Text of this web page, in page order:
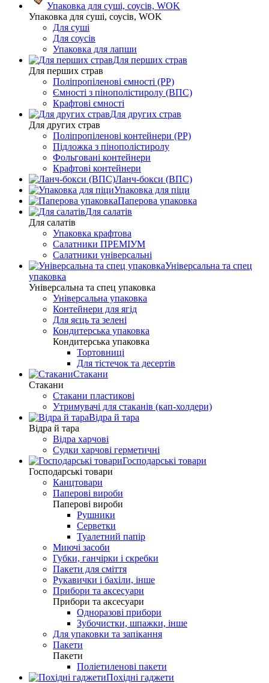
Упаковка для суші, соусів, WOK
Упаковка для суші, соусів, WOK
Для суші
Для соусів
Упаковка для лапши
Для перших страв
Для перших страв
Поліпропіленові ємності (PP)
Ємності з пінополістиролу (ВПС)
Крафтові ємності
Для других страв
Для других страв
Поліпропіленові контейнери (PP)
Підложка з пінополістиролу
Фольговані контейнери
Крафтові контейнери
Ланч-бокси (ВПС)
Упаковка для піци
Паперова упаковка
Для салатів
Для салатів
Упаковка крафтова
Салатники ПРЕМІУМ
Салатники універсальні
Універсальна та спец
упаковка
Універсальна та спец упаковка
Універсальна упаковка
Контейнери для ягід
Для яєць та зелені
Кондитерська упаковка
Кондитерська упаковка
Тортовниці
Для тістечок та десертів
Стакани
Стакани
Стакани пластикові
Утримувачі для стаканів (кап-холдери)
Відра й тара
Відра й тара
Відра харчові
Судки харчові герметичні
Господарські товари
Господарські товари
Канцтовари
Паперові вироби
Паперові вироби
Рушники
Серветки
Туалетний папір
Миючі засоби
Губки, ганчірки і скребки
Пакети для сміття
Рукавички і бахіли, інше
Прибори та аксесуари
Прибори та аксесуари
Одноразові прибори
Зубочистки, шпажки, інше
Для упаковки та запікання
Пакети
Пакети
Поліетиленові пакети
Похідні гаджети